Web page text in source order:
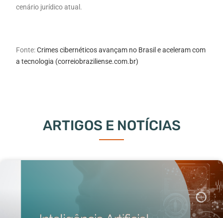
cenário jurídico atual.
Fonte:Crimes cibernéticos avançam no Brasil e aceleram com
a tecnologia (correiobraziliense.com.br)
ARTIGOS E NOTÍCIAS